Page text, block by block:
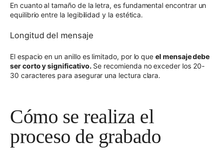
En cuanto al tamaño de la letra, es fundamental encontrar un
equilibrio entre la legibilidad y la estética.
Longitud del mensaje
El espacio en un anillo es limitado, por lo queel mensaje debe
ser corto y significativo. Se recomienda no exceder los 20-
30 caracteres para asegurar una lectura clara.
Cómo se realiza el
proceso de grabado